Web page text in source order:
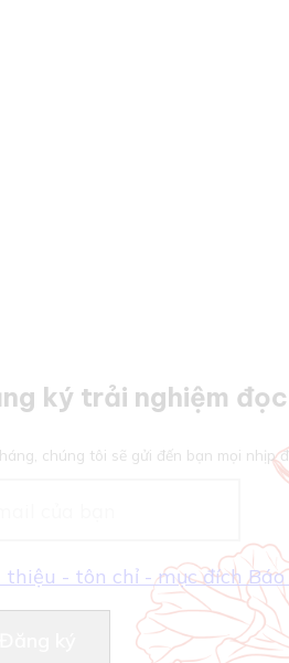
ký trải nghiệm đọc
chúng tôi sẽ gửi đến bạn mọi nhịp
thiệu - tôn chỉ - mục đích